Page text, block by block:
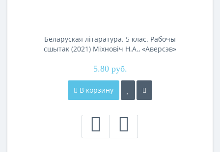
Беларуская літаратура. 5 клас. Рабочы
сшытак (2021) Міхновіч Н.А., «Аверсэв»
5.80 руб.
В корзину